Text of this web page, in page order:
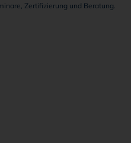
Zertifizierung und Beratung.